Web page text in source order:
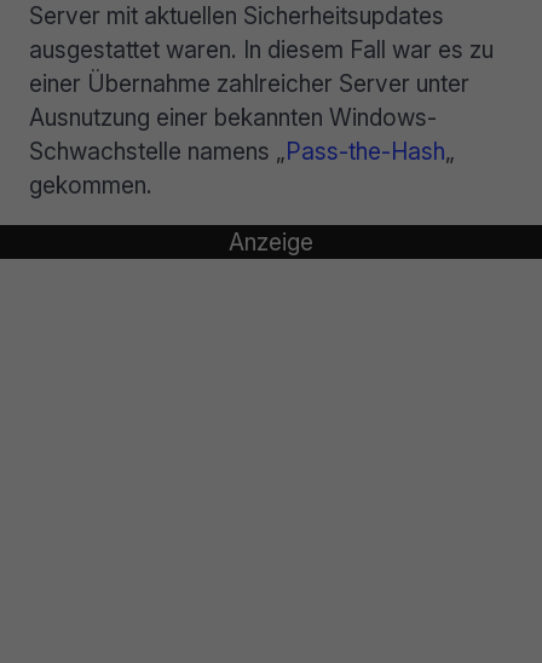
Server mit aktuellen Sicherheitsupdates
ausgestattet waren. In diesem Fall war es zu
einer Übernahme zahlreicher Server unter
Ausnutzung einer bekannten Windows-
Schwachstelle namens „Pass-the-Hash„
gekommen.